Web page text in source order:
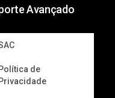
Avançado
Política de
Privacidade